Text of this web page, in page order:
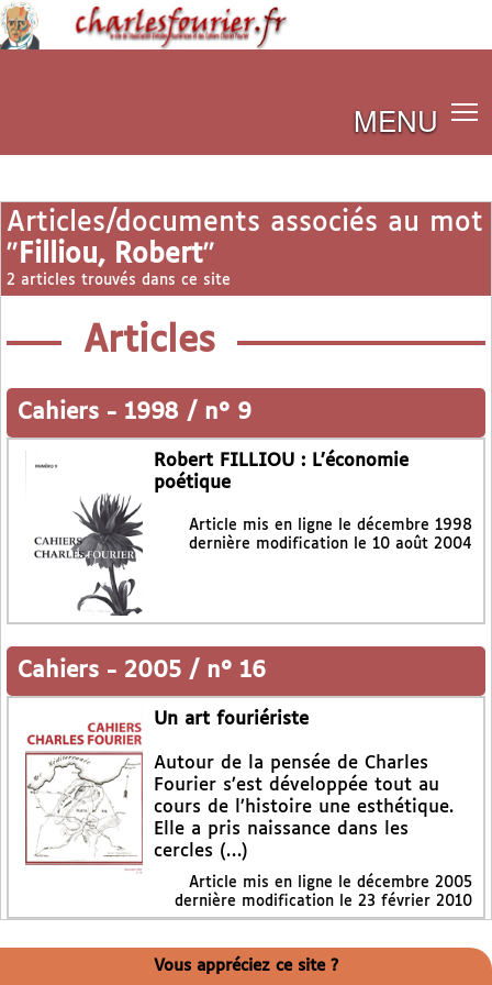
MENU
Articles/documents associés au mot
" Filliou, Robert"
2 articles trouvés dans ce site
Articles
Cahiers - 1998 / n° 9
Robert FILLIOU : L’économie
poétique
Article mis en ligne le décembre 1998
dernière modification le 10 août 2004
Cahiers - 2005 / n° 16
Un art fouriériste
Autour de la pensée de Charles
Fourier s’est développée tout au
cours de l’histoire une esthétique.
Elle a pris naissance dans les
cercles (…)
Article mis en ligne le décembre 2005
dernière modification le 23 février 2010
Vous appréciez ce site ?